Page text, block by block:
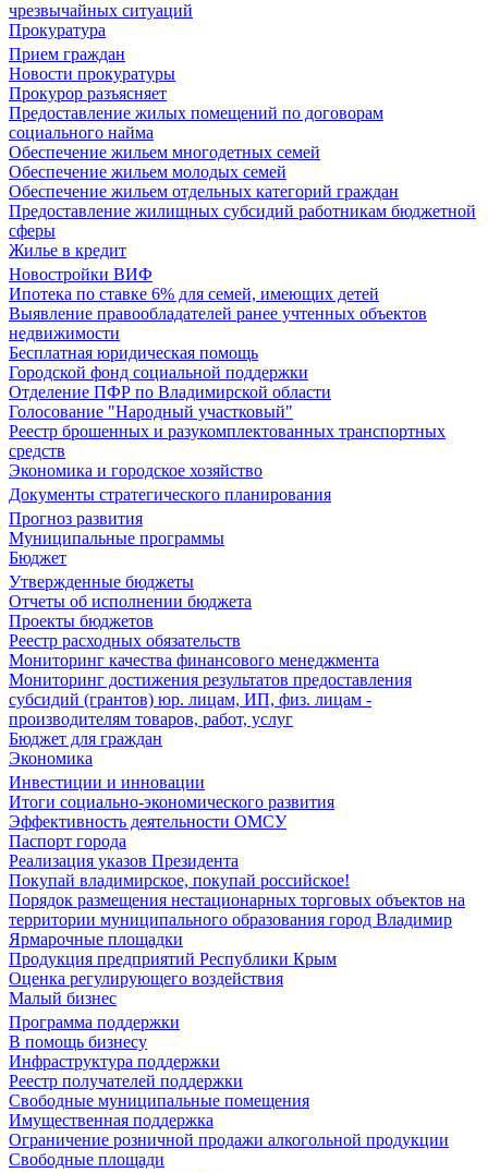
чрезвычайных ситуаций
Прокуратура
Прием граждан
Новости прокуратуры
Прокурор разъясняет
Предоставление жилых помещений по договорам
социального найма
Обеспечение жильем многодетных семей
Обеспечение жильем молодых семей
Обеспечение жильем отдельных категорий граждан
Предоставление жилищных субсидий работникам бюджетной
сферы
Жилье в кредит
Новостройки ВИФ
Ипотека по ставке 6% для семей, имеющих детей
Выявление правообладателей ранее учтенных объектов
недвижимости
Бесплатная юридическая помощь
Городской фонд социальной поддержки
Отделение ПФР по Владимирской области
Голосование "Народный участковый"
Реестр брошенных и разукомплектованных транспортных
средств
Экономика и городское хозяйство
Документы стратегического планирования
Прогноз развития
Муниципальные программы
Бюджет
Утвержденные бюджеты
Отчеты об исполнении бюджета
Проекты бюджетов
Реестр расходных обязательств
Мониторинг качества финансового менеджмента
Мониторинг достижения результатов предоставления
субсидий (грантов) юр. лицам, ИП, физ. лицам -
производителям товаров, работ, услуг
Бюджет для граждан
Экономика
Инвестиции и инновации
Итоги социально-экономического развития
Эффективность деятельности ОМСУ
Паспорт города
Реализация указов Президента
Покупай владимирское, покупай российское!
Порядок размещения нестационарных торговых объектов на
территории муниципального образования город Владимир
Ярмарочные площадки
Продукция предприятий Республики Крым
Оценка регулирующего воздействия
Малый бизнес
Программа поддержки
В помощь бизнесу
Инфраструктура поддержки
Реестр получателей поддержки
Свободные муниципальные помещения
Имущественная поддержка
Ограничение розничной продажи алкогольной продукции
Свободные площади